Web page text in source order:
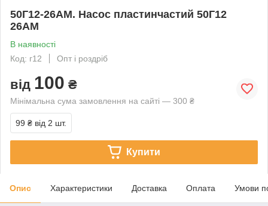
50Г12-26АМ. Насос пластинчастий 50Г12
26АМ
В наявності
Код: г12
Опт і роздріб
від 100 ₴
Мінімальна сума замовлення на сайті — 300 ₴
99 ₴ від 2 шт.
Купити
Опис Характеристики Доставка Оплата Умови